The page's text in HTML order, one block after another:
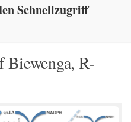
Schnellzugriff
R-